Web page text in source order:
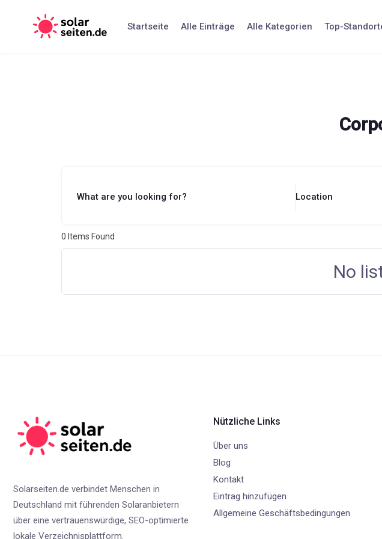
Startseite Alle Einträge Alle Kategorien Top-
What are you looking for? Location
0 Items Found
No
Solarseiten.de verbindet Menschen in
Deutschland mit führenden Solaranbietern
über eine vertrauenswürdige, SEO-optimierte
lokale Verzeichnisplattform.
Nützliche Links
Über uns
Blog
Kontakt
Eintrag hinzufügen
Allgemeine Geschäftsbedingungen